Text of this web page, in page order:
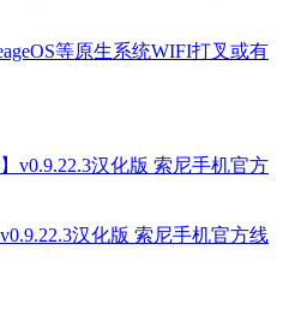
等原生系统WIFI打叉或有
v0.9.22.3汉化版 索尼手机官方线